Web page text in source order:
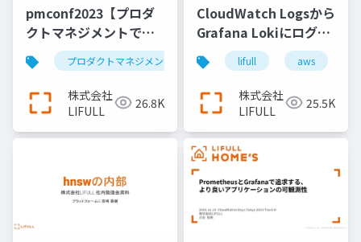
pmconf2023【プロダ
クトマネジメントで高
速PDCA】 アウトカム
が激増したLIFULL
HOME’Sのグロース事
例
プロダクトマネジメント プロダクトマネージャー
株式会社
LIFULL
26.8K
CloudWatch Logsから
Grafana Lokiにログ基
盤を移行lifull aws
株式会社
LIFULL
25.5K